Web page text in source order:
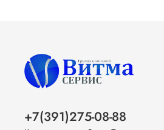
+7(391)275-08-88